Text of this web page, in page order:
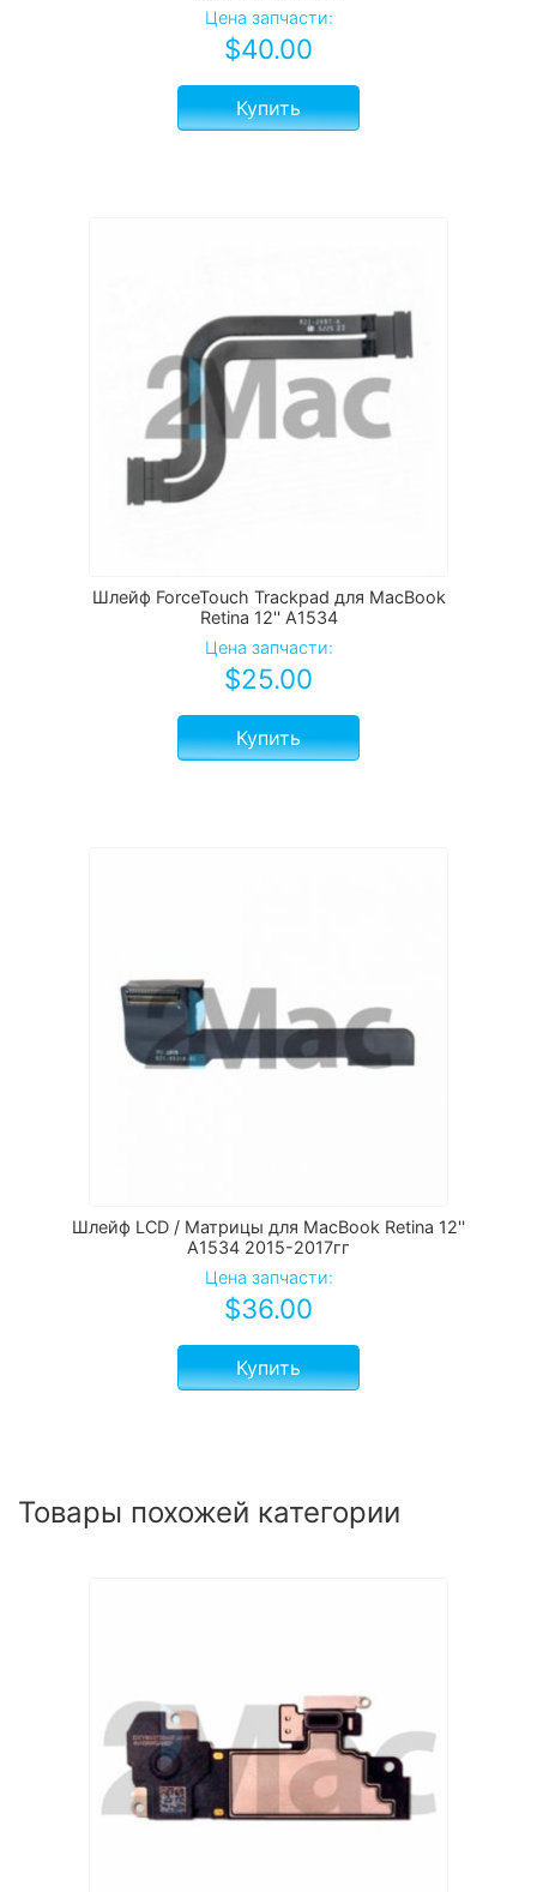
Цена запчасти:
$40.00
Купить
Шлейф ForceTouch Trackpad для MacBook
Retina 12'' A1534
Цена запчасти:
$25.00
Купить
Шлейф LCD / Матрицы для MacBook Retina 12''
A1534 2015-2017гг
Цена запчасти:
$36.00
Купить
Товары похожей категории